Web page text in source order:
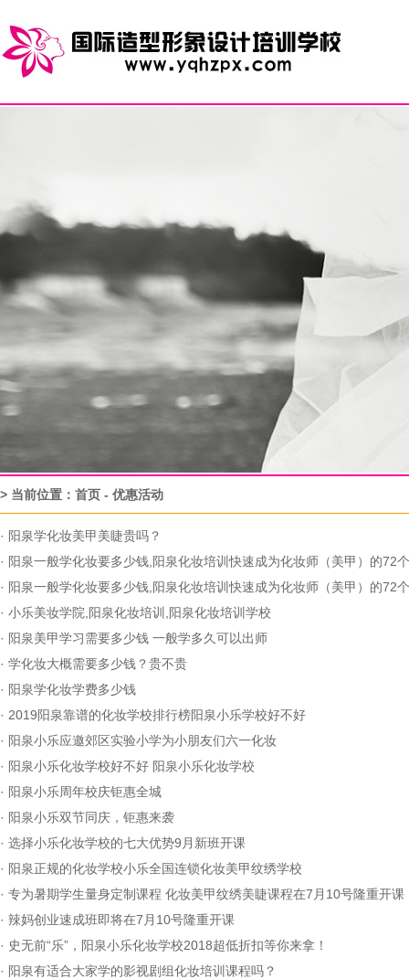
> 当前位置： 首页 - 优惠活动
· 阳泉学化妆美甲美睫贵吗？
· 阳泉一般学化妆要多少钱,阳泉化妆培训快速成为化妆师（美甲）的72
· 阳泉一般学化妆要多少钱,阳泉化妆培训快速成为化妆师（美甲）的72
· 小乐美妆学院,阳泉化妆培训,阳泉化妆培训学校
· 阳泉美甲学习需要多少钱 一般学多久可以出师
· 学化妆大概需要多少钱？贵不贵
· 阳泉学化妆学费多少钱
· 2019阳泉靠谱的化妆学校排行榜阳泉小乐学校好不好
· 阳泉小乐应邀郊区实验小学为小朋友们六一化妆
· 阳泉小乐化妆学校好不好 阳泉小乐化妆学校
· 阳泉小乐周年校庆钜惠全城
· 阳泉小乐双节同庆，钜惠来袭
· 选择小乐化妆学校的七大优势9月新班开课
· 阳泉正规的化妆学校小乐全国连锁化妆美甲纹绣学校
· 专为暑期学生量身定制课程 化妆美甲纹绣美睫课程在7月10号隆重开课
· 辣妈创业速成班即将在7月10号隆重开课
· 史无前“乐”，阳泉小乐化妆学校2018超低折扣等你来拿！
· 阳泉有适合大家学的影视剧组化妆培训课程吗？